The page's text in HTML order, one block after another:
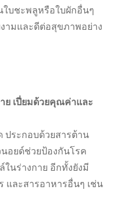
บชะพลูหรือใบผักอื่นๆ
ามและดีต่อสุขภาพอย่าง
ย เปี่ยมด้วยคุณค่าและ
ประกอบด้วยสารต้าน
อยด์ช่วยป้องกันโรค
ในร่างกาย อีกทั้งยังมี
และสารอาหารอื่นๆ เช่น